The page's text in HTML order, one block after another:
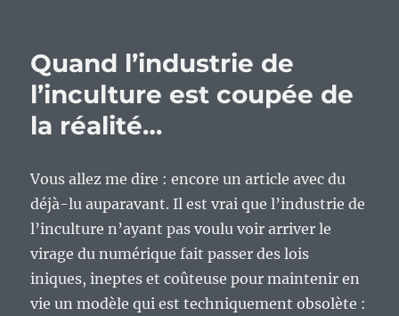
Quand l’industrie de
l’inculture est coupée de
la réalité…
Vous allez me dire : encore un article avec du
déjà-lu auparavant. Il est vrai que l’industrie de
l’inculture n’ayant pas voulu voir arriver le
virage du numérique fait passer des lois
iniques, ineptes et coûteuse pour maintenir en
vie un modèle qui est techniquement obsolète :